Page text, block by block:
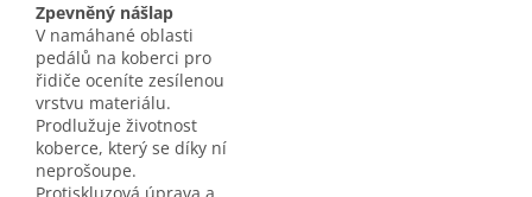
Zpevněný nášlap
V namáhané oblasti
pedálů na koberci pro
řidiče oceníte zesílenou
vrstvu materiálu.
Prodlužuje životnost
koberce, který se díky ní
neprošoupe.